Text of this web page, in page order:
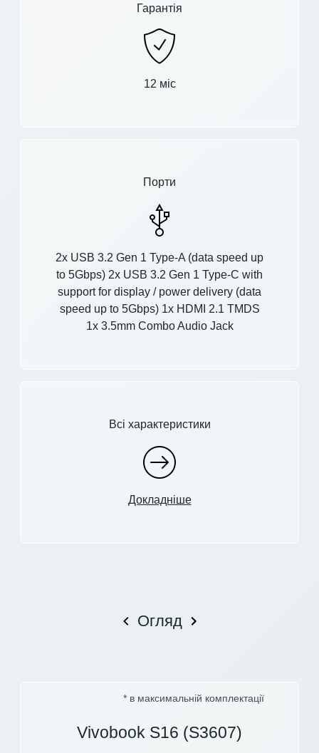
Гарантія
12 міс
Порти
2x USB 3.2 Gen 1 Type-A (data speed up
to 5Gbps) 2x USB 3.2 Gen 1 Type-C with
support for display / power delivery (data
speed up to 5Gbps) 1x HDMI 2.1 TMDS
1x 3.5mm Combo Audio Jack
Всі характеристики
Докладніше
Огляд
* в максимальній комплектації
Vivobook S16 (S3607)